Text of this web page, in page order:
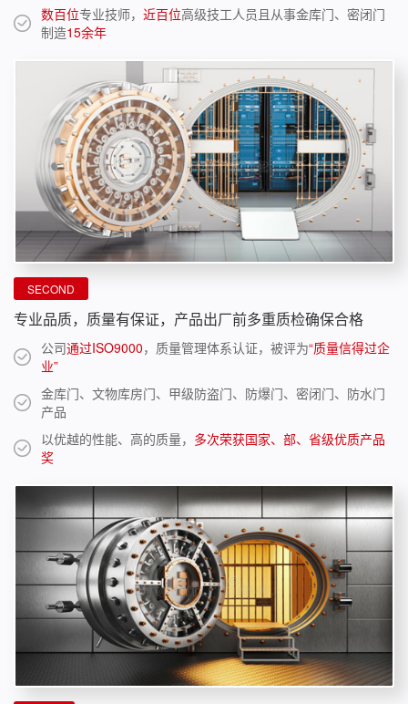
数百位专业技师， 近百位高级技工人员且从事金库门、密闭门
制造15余年
SECOND
专业品质，质量有保证，产品出厂前多重质检确保合格
公司通过ISO9000，质量管理体系认证，被评为“质量信得过企
业”
金库门、文物库房门、甲级防盗门、防爆门、密闭门、防水门
产品
以优越的性能、高的质量， 多次荣获国家、部、省级优质产品
奖